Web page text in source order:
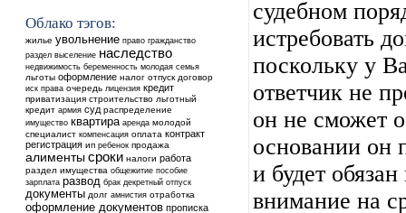
Облако тэгов:
жилье увольнение право гражданство
раздел выселение наследство
недвижимость беременность молодая семья
льготы оформление налог отпуск договор
иск права очередь лицензия кредит
приватизация строительство льготный
кредит армия суд распределение
имущество квартира аренда молодой
специалист компенсация оплата контракт
регистрация ип ребенок продажа
алименты сроки налоги работа
раздел имущества общежитие пособие
зарплата развод брак декретный отпуск
документы долг амнистия отработка
оформление документов прописка
судебном
истребовать
поскольку у
ответчик не
он не сможет
основании он
и будет
внимание на